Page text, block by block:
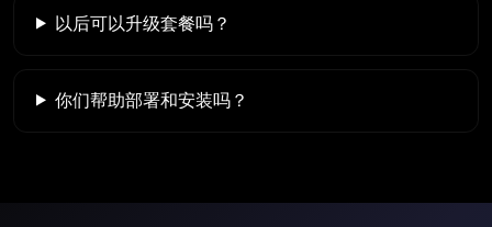
以后可以升级套餐吗？
你们帮助部署和安装吗？